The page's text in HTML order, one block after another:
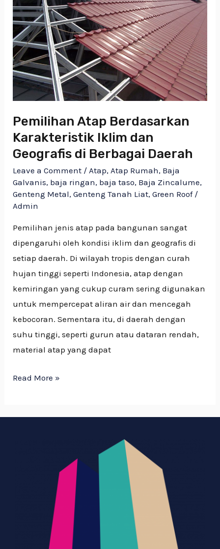
Pemilihan Atap Berdasarkan
Karakteristik Iklim dan
Geografis di Berbagai Daerah
Leave a Comment /Atap,Atap Rumah, Baja
Galvanis, baja ringan, baja taso, Baja Zincalume,
Genteng Metal,Genteng Tanah Liat,Green Roof/
Admin
Pemilihan jenis atap pada bangunan sangat
dipengaruhi oleh kondisi iklim dan geografis di
setiap daerah. Di wilayah tropis dengan curah
hujan tinggi seperti Indonesia, atap dengan
kemiringan yang cukup curam sering digunakan
untuk mempercepat aliran air dan mencegah
kebocoran. Sementara itu, di daerah dengan
suhu tinggi, seperti gurun atau dataran rendah,
material atap yang dapat
Karakteristik
Iklim
dan
Geografis
di
Berbagai
Daerah
Read More »